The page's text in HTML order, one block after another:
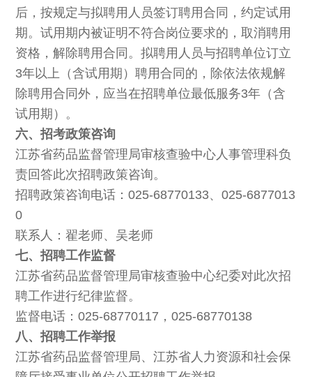
后，按规定与拟聘用人员签订聘用合同，约定试用
期。试用期内被证明不符合岗位要求的，取消聘用
资格，解除聘用合同。拟聘用人员与招聘单位订立
3年以上（含试用期）聘用合同的，除依法依规解
除聘用合同外，应当在招聘单位最低服务3年（含
试用期）。
六、招考政策咨询
江苏省药品监督管理局审核查验中心人事管理科负
责回答此次招聘政策咨询。
招聘政策咨询电话：025-68770133、025-6877013
0
联系人：翟老师、吴老师
七、招聘工作监督
江苏省药品监督管理局审核查验中心纪委对此次招
聘工作进行纪律监督。
监督电话：025-68770117，025-68770138
八、招聘工作举报
江苏省药品监督管理局、江苏省人力资源和社会保